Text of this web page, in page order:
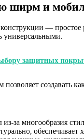
ширм и
— простое
универсальными.
защитных
позволяет создавать
за многообразия